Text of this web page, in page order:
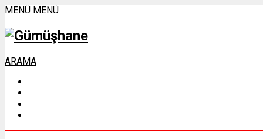
MENÜ MENÜ
ARAMA